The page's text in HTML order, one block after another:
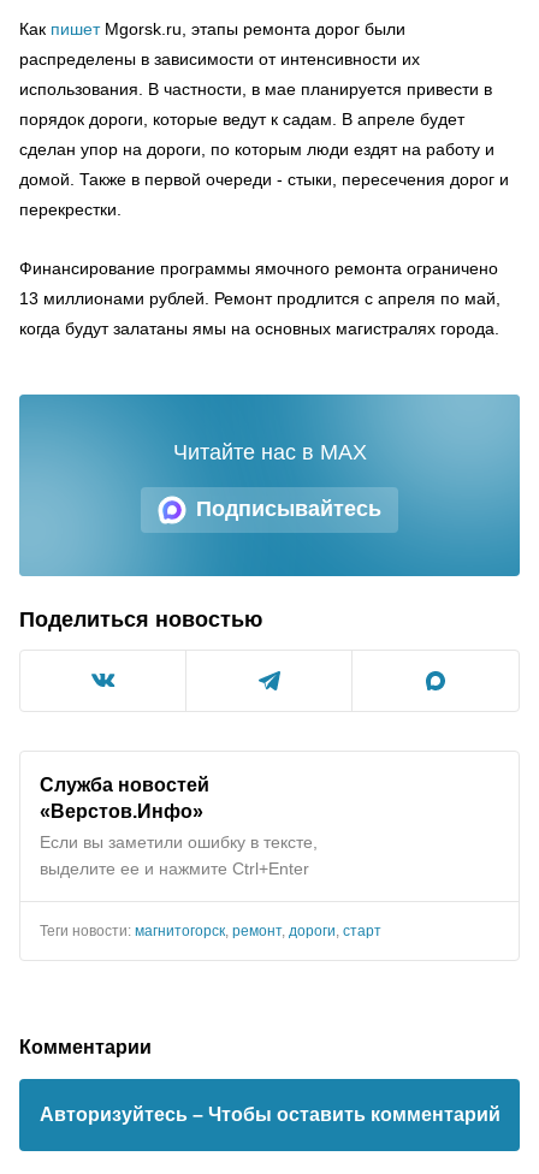
Как пишетMgorsk.ru, этапы ремонта дорог были
распределены в зависимости от интенсивности их
использования. В частности, в мае планируется привести в
порядок дороги, которые ведут к садам. В апреле будет
сделан упор на дороги, по которым люди ездят на работу и
домой. Также в первой очереди - стыки, пересечения дорог и
перекрестки.
Финансирование программы ямочного ремонта ограничено
13 миллионами рублей. Ремонт продлится с апреля по май,
когда будут залатаны ямы на основных магистралях города.
Подписывайтесь
Читайте нас в MAX
Поделиться новостью
Служба новостей
«Верстов.Инфо»
Если вы заметили ошибку в тексте,
выделите ее и нажмите Ctrl+Enter
Теги новости: магнитогорск ремонт, дороги старт
Комментарии
Авторизуйтесь – Чтобы оставить комментарий